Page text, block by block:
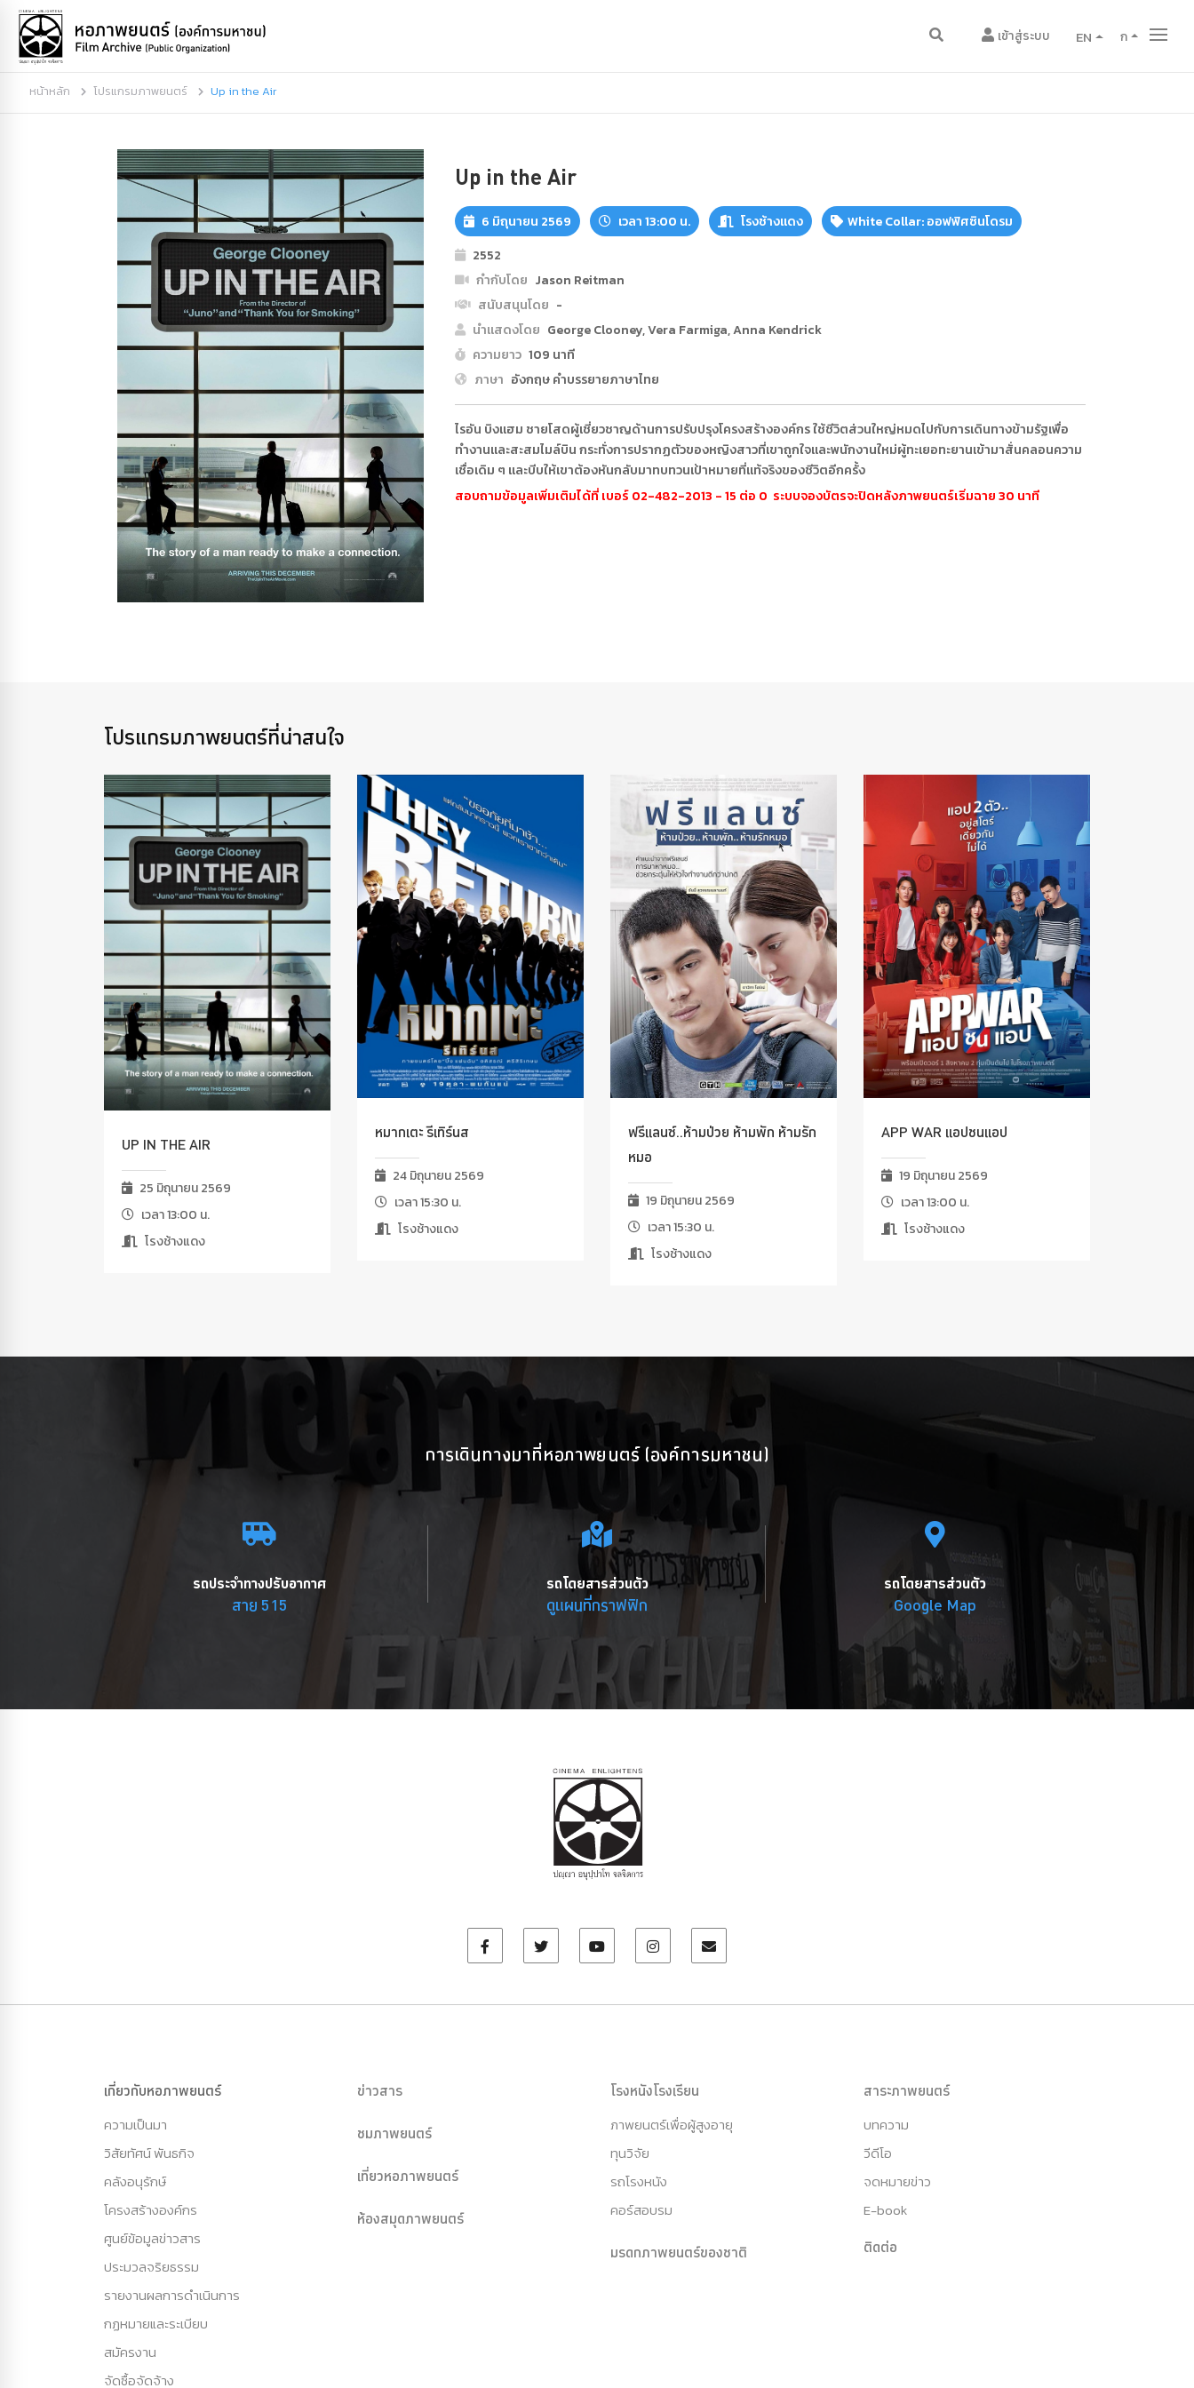
เข้าสู่ระบบ EN ก
หน้าหลัก โปรแกรมภาพยนตร์ Up in the Air
Up in the Air
6 มิถุนายน 2569 เวลา 13:00 น. โรงช้างแดง
White Collar: ออฟฟิศซินโดรม
2552
กำกับโดย Jason Reitman
สนับสนุนโดย -
นำแสดงโดย George Clooney, Vera Farmiga, Anna Kendrick
ความยาว 109 นาที
ภาษา อังกฤษ คำบรรยายภาษาไทย
ไรอัน บิงแฮม ชายโสดผู้เชี่ยวชาญด้านการปรับปรุงโครงสร้างองค์กร ใช้ชีวิตส่วนใหญ่หมดไปกับการเดินทางข้ามรัฐเพื่อ
ทำงานและสะสมไมล์บิน กระทั่งการปรากฏตัวของหญิงสาวที่เขาถูกใจและพนักงานใหม่ผู้ทะเยอทะยานเข้ามาสั่นคลอนความ
เชื่อเดิม ๆ และบีบให้เขาต้องหันกลับมาทบทวนเป้าหมายที่แท้จริงของชีวิตอีกครั้ง
สอบถามข้อมูลเพิ่มเติมได้ที่ เบอร์ 02-482-2013 - 15 ต่อ 0 ระบบจองบัตรจะปิดหลังภาพยนตร์เริ่มฉาย 30 นาที
โปรแกรมภาพยนตร์ที่น่าสนใจ
UP IN THE AIR
25 มิถุนายน 2569
เวลา 13:00 น.
โรงช้างแดง
หมากเตะ รีเทิร์นส
24 มิถุนายน 2569
เวลา 15:30 น.
โรงช้างแดง
ฟรีแลนซ์..ห้ามป่วย ห้ามพัก ห้ามรัก
หมอ
19 มิถุนายน 2569
เวลา 15:30 น.
โรงช้างแดง
APP WAR แอปชนแอป
19 มิถุนายน 2569
เวลา 13:00 น.
โรงช้างแดง
การเดินทางมาที่หอภาพยนตร์ (องค์การมหาชน)
รถประจำทางปรับอากาศ
สาย 515
รถโดยสารส่วนตัว
ดูแผนที่กราฟฟิก
รถโดยสารส่วนตัว
Google Map
เกี่ยวกับหอภาพยนตร์
ความเป็นมา
วิสัยทัศน์ พันธกิจ
คลังอนุรักษ์
โครงสร้างองค์กร
ศูนย์ข้อมูลข่าวสาร
ประมวลจริยธรรม
รายงานผลการดำเนินการ
กฏหมายและระเบียบ
สมัครงาน
จัดซื้อจัดจ้าง
ข่าวสาร
ชมภาพยนตร์
เที่ยวหอภาพยนตร์
ห้องสมุดภาพยนตร์
โรงหนังโรงเรียน
ภาพยนตร์เพื่อผู้สูงอายุ
ทุนวิจัย
รถโรงหนัง
คอร์สอบรม
มรดกภาพยนตร์ของชาติ
สาระภาพยนตร์
บทความ
วีดีโอ
จดหมายข่าว
E-book
ติดต่อ